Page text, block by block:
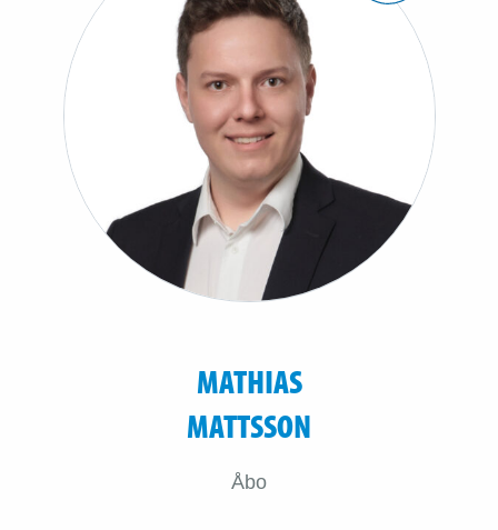
MATHIAS
MATTSSON
Åbo